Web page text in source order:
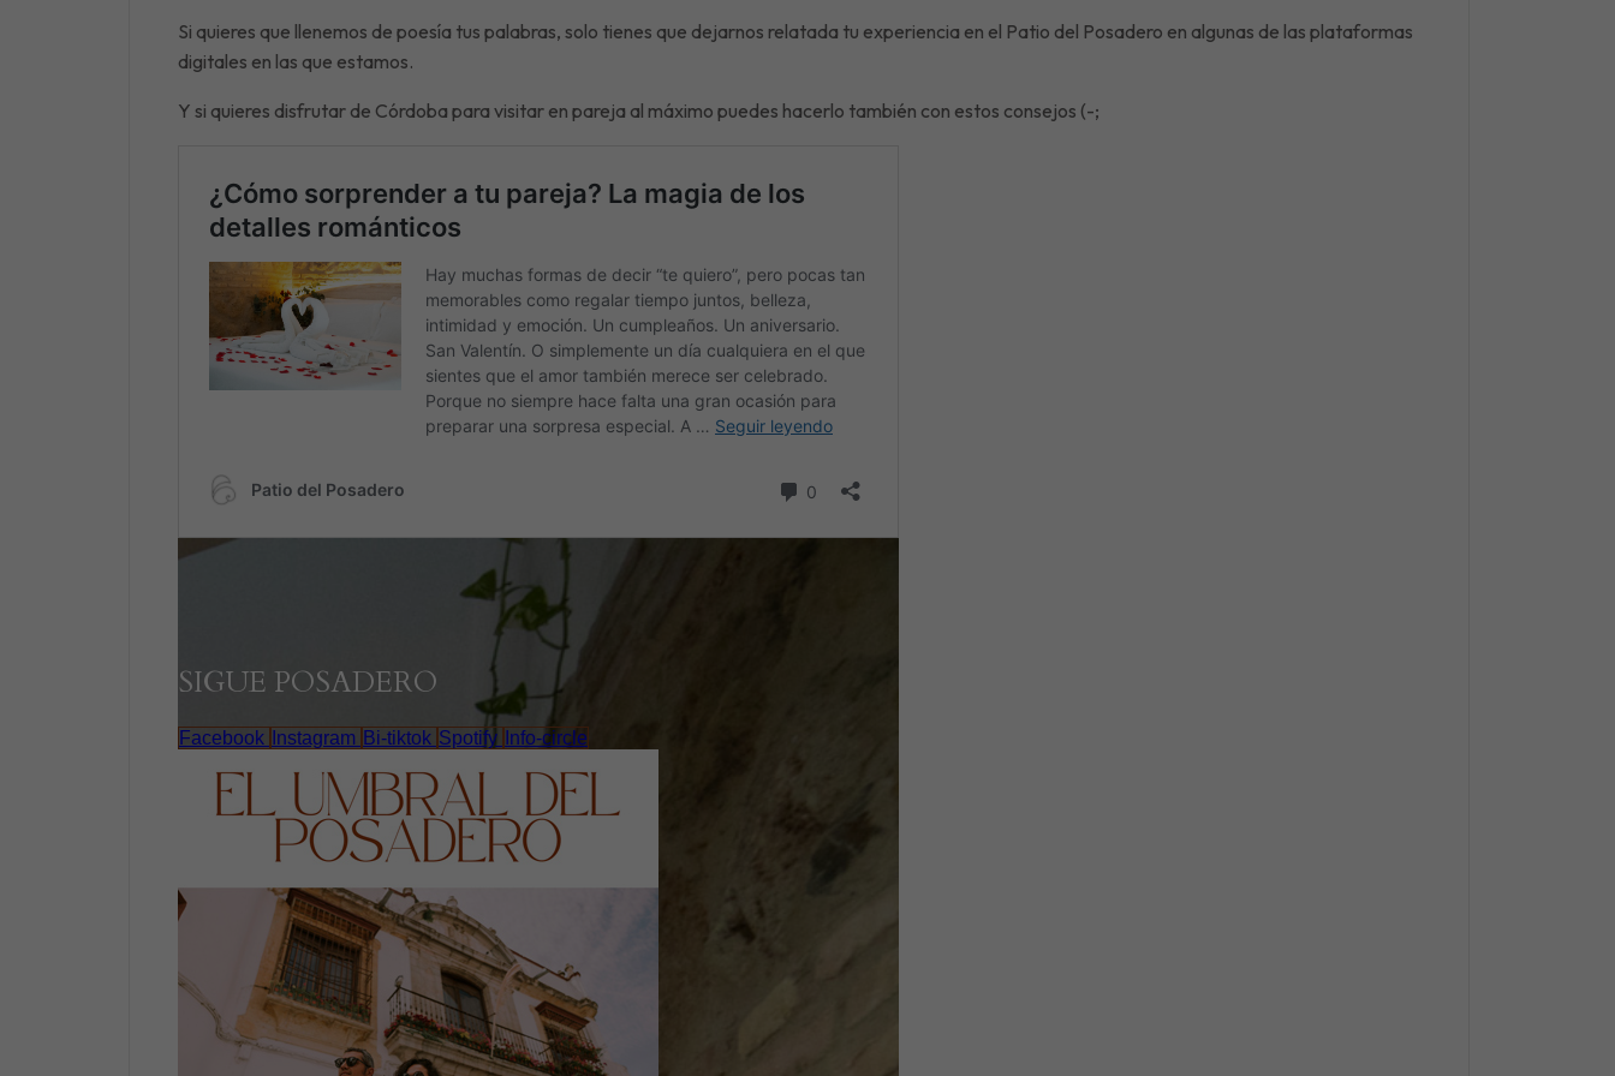
Si quieres que llenemos de poesía tus palabras, solo tienes que dejarnos relatada tu experiencia en el Patio del Posadero en algunas de las plataformas
digitales en las que estamos.
Y si quieres disfrutar de Córdoba para visitar en pareja al máximo puedes hacerlo también con estos consejos (-;